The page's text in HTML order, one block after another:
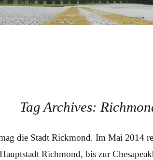
Tag Archives:
die Stadt Rickmond. Im Mai 2014
Richmond, bis zur